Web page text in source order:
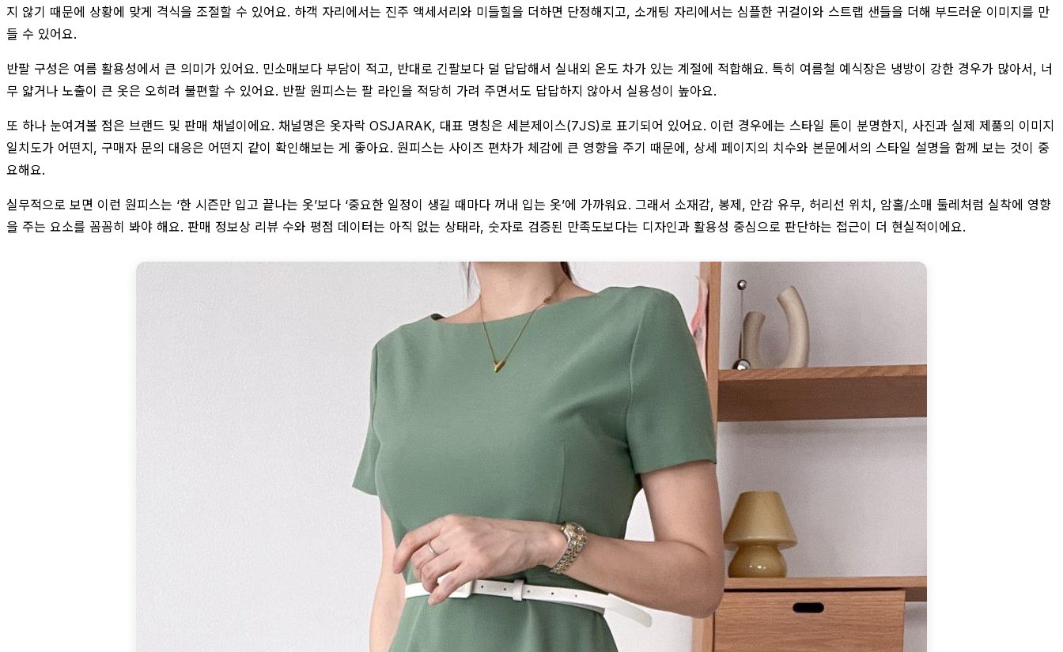
지 않기 때문에 상황에 맞게 격식을 조절할 수 있어요. 하객 자리에서는 진주 액세서리와 미들힐을 더하면 단정해지고, 소개팅 자리에서는 심플한 귀걸이와 스트랩 샌들을 더해 부드러운 이미지를 만
들 수 있어요.
반팔 구성은 여름 활용성에서 큰 의미가 있어요. 민소매보다 부담이 적고, 반대로 긴팔보다 덜 답답해서 실내외 온도 차가 있는 계절에 적합해요. 특히 여름철 예식장은 냉방이 강한 경우가 많아서, 너
무 얇거나 노출이 큰 옷은 오히려 불편할 수 있어요. 반팔 원피스는 팔 라인을 적당히 가려 주면서도 답답하지 않아서 실용성이 높아요.
또 하나 눈여겨볼 점은 브랜드 및 판매 채널이에요. 채널명은 옷자락 OSJARAK, 대표 명칭은 세븐제이스(7JS)로 표기되어 있어요. 이런 경우에는 스타일 톤이 분명한지, 사진과 실제 제품의 이미지
일치도가 어떤지, 구매자 문의 대응은 어떤지 같이 확인해보는 게 좋아요. 원피스는 사이즈 편차가 체감에 큰 영향을 주기 때문에, 상세 페이지의 치수와 본문에서의 스타일 설명을 함께 보는 것이 중
요해요.
실무적으로 보면 이런 원피스는 ‘한 시즌만 입고 끝나는 옷’보다 ‘중요한 일정이 생길 때마다 꺼내 입는 옷’에 가까워요. 그래서 소재감, 봉제, 안감 유무, 허리선 위치, 암홀/소매 둘레처럼 실착에 영향
을 주는 요소를 꼼꼼히 봐야 해요. 판매 정보상 리뷰 수와 평점 데이터는 아직 없는 상태라, 숫자로 검증된 만족도보다는 디자인과 활용성 중심으로 판단하는 접근이 더 현실적이에요.